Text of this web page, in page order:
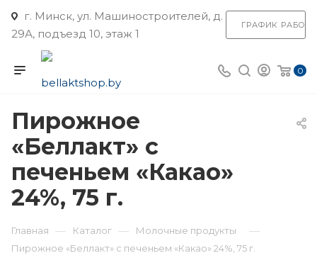
г. Минск, ул. Машиностроителей, д.
29А, подъезд 10, этаж 1
ГРАФИК
0
Пирожное
«Беллакт» с
печеньем «Какао»
24%, 75 г.
Главная — Каталог — Молочные продукты —
Пирожное «Беллакт» с печеньем «Какао» 24%, 75 г.